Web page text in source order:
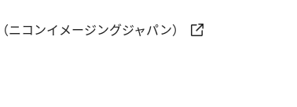
ニコンイメージングジャパン）